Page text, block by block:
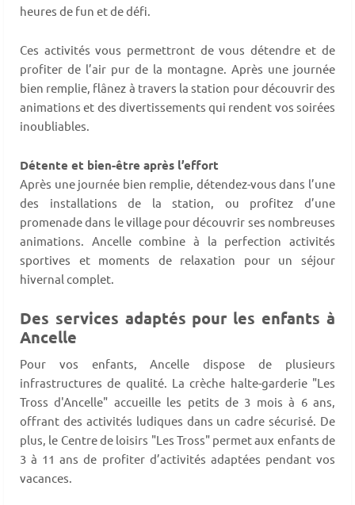
heures de fun et de défi.
Ces activités vous permettront de vous détendre et de
profiter de l’air pur de la montagne. Après une journée
bien remplie, flânez à travers la station pour découvrir des
animations et des divertissements qui rendent vos soirées
inoubliables.
Détente et bien-être après l’effort
Après une journée bien remplie, détendez-vous dans l’une
des installations de la station, ou profitez d’une
promenade dans le village pour découvrir ses nombreuses
animations. Ancelle combine à la perfection activités
sportives et moments de relaxation pour un séjour
hivernal complet.
Des services adaptés pour les enfants à
Ancelle
Pour vos enfants, Ancelle dispose de plusieurs
infrastructures de qualité. La crèche halte-garderie "Les
Tross d'Ancelle" accueille les petits de 3 mois à 6 ans,
offrant des activités ludiques dans un cadre sécurisé. De
plus, le Centre de loisirs "Les Tross" permet aux enfants de
3 à 11 ans de profiter d’activités adaptées pendant vos
vacances.